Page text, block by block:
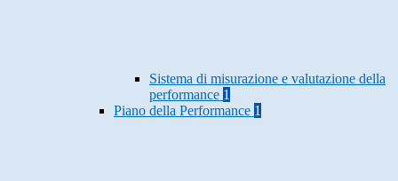
Sistema di misurazione e valutazione della
performance 1
Piano della Performance 1